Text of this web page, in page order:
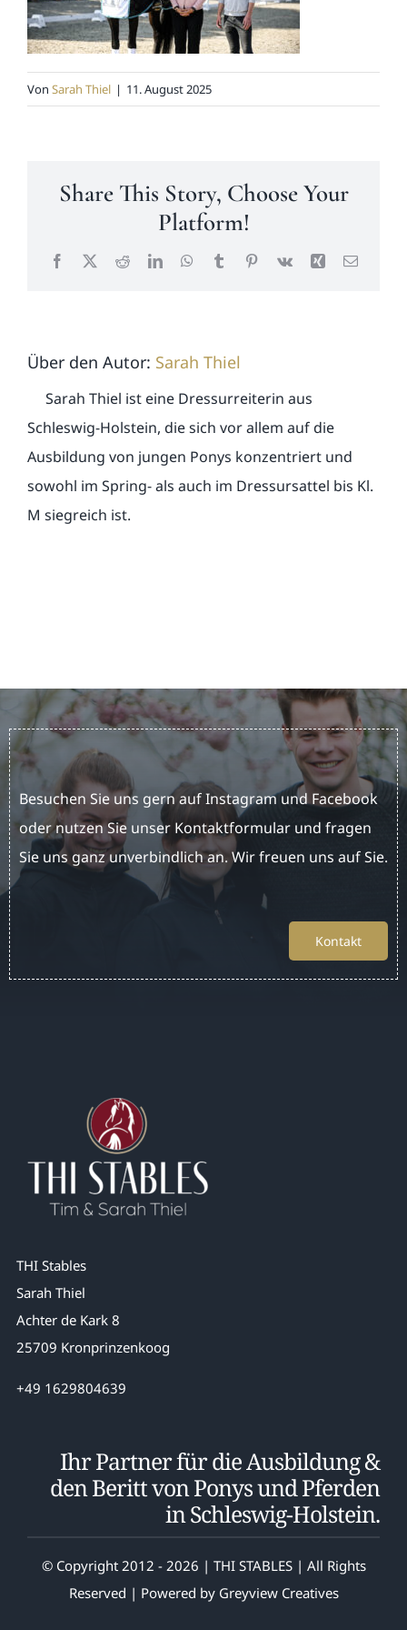
News
Kontakt
Von Sarah Thiel | 11. August 2025
Share This Story, Choose Your
Platform!
Facebook
X RedditLinkedInWhatsApp
TumblrPinterest
Vk Xing E-
Über den Autor: Sarah Thiel
Sarah Thiel ist eine Dressurreiterin aus
Schleswig-Holstein, die sich vor allem auf die
Ausbildung von jungen Ponys konzentriert und
sowohl im Spring- als auch im Dressursattel bis Kl.
M siegreich ist.
Besuchen Sie uns gern auf Instagram und Facebook
oder nutzen Sie unser Kontaktformular und fragen
Sie uns ganz unverbindlich an. Wir freuen uns auf Sie.
Kontakt
THI Stables
Sarah Thiel
Achter de Kark 8
25709 Kronprinzenkoog
+49 1629804639
Ihr Partner für die Ausbildung &
den Beritt von Ponys und Pferden
in Schleswig-Holstein.
© Copyright 2012 - 2026 | THI STABLES | All Rights
Reserved | Powered by Greyview Creatives